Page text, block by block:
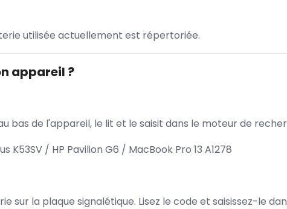
utilisée actuellement est répertoriée.
appareil ?
de l'appareil, le lit et le saisit dans le moteur de
/ HP Pavilion G6 / MacBook Pro 13 A1278
sur la plaque signalétique. Lisez le code et saisissez-le